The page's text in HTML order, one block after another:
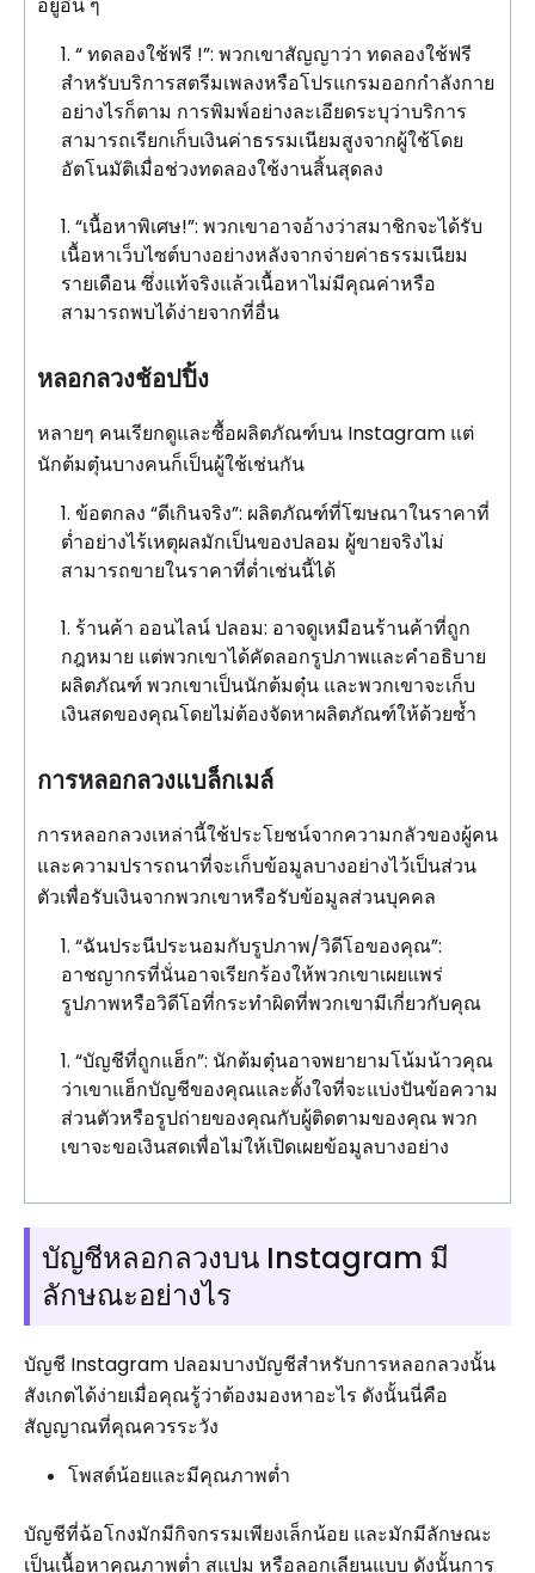
“ ทดลองใช้ฟรี !”: พวกเขาสัญญาว่า ทดลองใช้ฟรี
สำหรับบริการสตรีมเพลงหรือโปรแกรมออกกำลังกาย
อย่างไรก็ตาม การพิมพ์อย่างละเอียดระบุว่าบริการ
สามารถเรียกเก็บเงินค่าธรรมเนียมสูงจากผู้ใช้โดย
อัตโนมัติเมื่อช่วงทดลองใช้งานสิ้นสุดลง
“เนื้อหาพิเศษ!”: พวกเขาอาจอ้างว่าสมาชิกจะได้รับ
เนื้อหาเว็บไซต์บางอย่างหลังจากจ่ายค่าธรรมเนียม
รายเดือน ซึ่งแท้จริงแล้วเนื้อหาไม่มีคุณค่าหรือ
สามารถพบได้ง่ายจากที่อื่น
หลอกลวงช้อปปิ้ง
หลายๆ คนเรียกดูและซื้อผลิตภัณฑ์บน Instagram แต่
นักต้มตุ๋นบางคนก็เป็นผู้ใช้เช่นกัน
ข้อตกลง “ดีเกินจริง”: ผลิตภัณฑ์ที่โฆษณาในราคาที่
ต่ำอย่างไร้เหตุผลมักเป็นของปลอม ผู้ขายจริงไม่
สามารถขายในราคาที่ต่ำเช่นนี้ได้
ร้านค้า ออนไลน์ ปลอม: อาจดูเหมือนร้านค้าที่ถูก
กฎหมาย แต่พวกเขาได้คัดลอกรูปภาพและคำอธิบาย
ผลิตภัณฑ์ พวกเขาเป็นนักต้มตุ๋น และพวกเขาจะเก็บ
เงินสดของคุณโดยไม่ต้องจัดหาผลิตภัณฑ์ให้ด้วยซ้ำ
การหลอกลวงแบล็กเมล์
การหลอกลวงเหล่านี้ใช้ประโยชน์จากความกลัวของผู้คน
และความปรารถนาที่จะเก็บข้อมูลบางอย่างไว้เป็นส่วน
ตัวเพื่อรับเงินจากพวกเขาหรือรับข้อมูลส่วนบุคคล
“ฉันประนีประนอมกับรูปภาพ/วิดีโอของคุณ”:
อาชญากรที่นั่นอาจเรียกร้องให้พวกเขาเผยแพร่
รูปภาพหรือวิดีโอที่กระทำผิดที่พวกเขามีเกี่ยวกับคุณ
“บัญชีที่ถูกแฮ็ก”: นักต้มตุ๋นอาจพยายามโน้มน้าวคุณ
ว่าเขาแฮ็กบัญชีของคุณและตั้งใจที่จะแบ่งปันข้อความ
ส่วนตัวหรือรูปถ่ายของคุณกับผู้ติดตามของคุณ พวก
เขาจะขอเงินสดเพื่อไม่ให้เปิดเผยข้อมูลบางอย่าง
บัญชีหลอกลวงบน Instagram มี
ลักษณะอย่างไร
บัญชี Instagram ปลอมบางบัญชีสำหรับการหลอกลวงนั้น
สังเกตได้ง่ายเมื่อคุณรู้ว่าต้องมองหาอะไร ดังนั้นนี่คือ
สัญญาณที่คุณควรระวัง
โพสต์น้อยและมีคุณภาพต่ำ
บัญชีที่ฉ้อโกงมักมีกิจกรรมเพียงเล็กน้อย และมักมีลักษณะ
เป็นเนื้อหาคุณภาพต่ำ สแปม หรือลอกเลียนแบบ ดังนั้นการ